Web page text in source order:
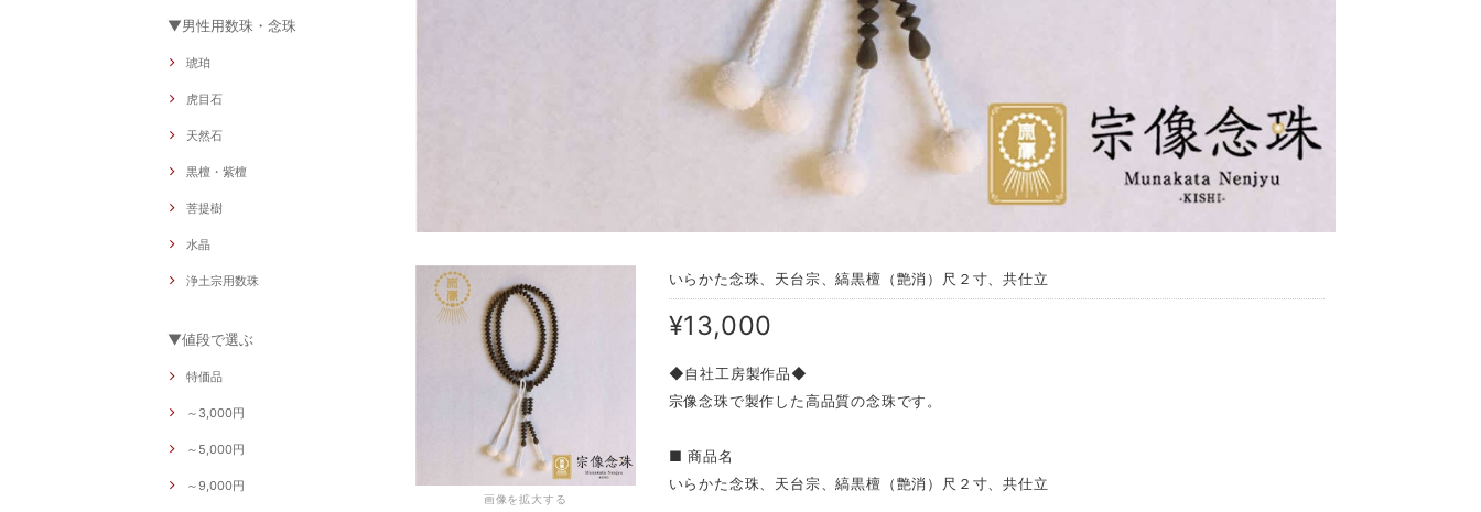
▼男性用数珠・念珠
琥珀
虎目石
天然石
黒檀・紫檀
菩提樹
水晶
浄土宗用数珠
▼値段で選ぶ
特価品
～3,000円
～5,000円
～9,000円
画像を拡大する
いらかた念珠、天台宗、縞黒檀（艶消）尺２寸、共仕立
¥13,000
◆自社工房製作品◆
宗像念珠で製作した高品質の念珠です。
■ 商品名
いらかた念珠、天台宗、縞黒檀（艶消）尺２寸、共仕立